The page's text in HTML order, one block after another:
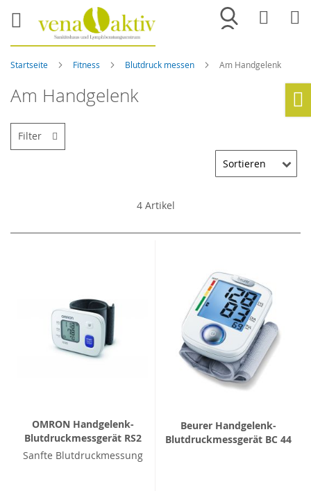
Merkliste
Startseite Fitness Blutdruck messen Am Handgelenk
Am Handgelenk
4Artikel
OMRON Handgelenk-
Blutdruckmessgerät RS2
Sanfte Blutdruckmessung
Beurer Handgelenk-
Blutdruckmessgerät BC 44
Filter